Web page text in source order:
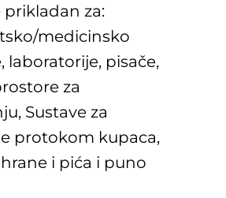
za:
medicinsko
laboratorije, pisače,
za
Sustave za
protokom kupaca,
i pića i puno